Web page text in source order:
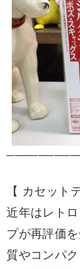
【 カセット
近年はレト
プが再評価
質やコンパ